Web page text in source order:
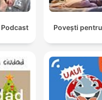
necesitas
y cuándo necesitas
Un zorro que se
te enseña a
sin pelearte
Cuentos para
Podcast Povești